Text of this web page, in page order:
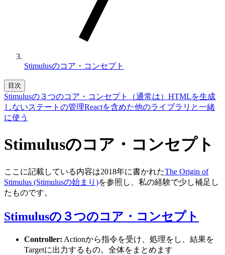
Stimulusのコア・コンセプト
目次
Stimulusの３つのコア・コンセプト
（通常は）HTMLを生成
しないステートの管理Reactを含めた他のライブラリと一緒
に使う
Stimulusのコア・コンセプト
ここに記載している内容は2018年に書かれたThe Origin of
Stimulus (Stimulusの始まり)を参照し、私の経験で少し補足し
たものです。
Stimulusの３つのコア・コンセプト
Controller: Actionから指令を受け、処理をし、結果を
Targetに出力するもの。全体をまとめます